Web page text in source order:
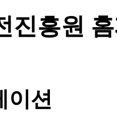
진흥원
이션